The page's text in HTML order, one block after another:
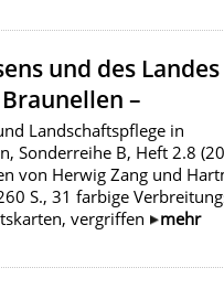
und des Landes
–
Landschaftspflege in
Sonderreihe B, Heft 2.8
von Herwig Zang und
S., 31 farbige
vergriffen
mehr